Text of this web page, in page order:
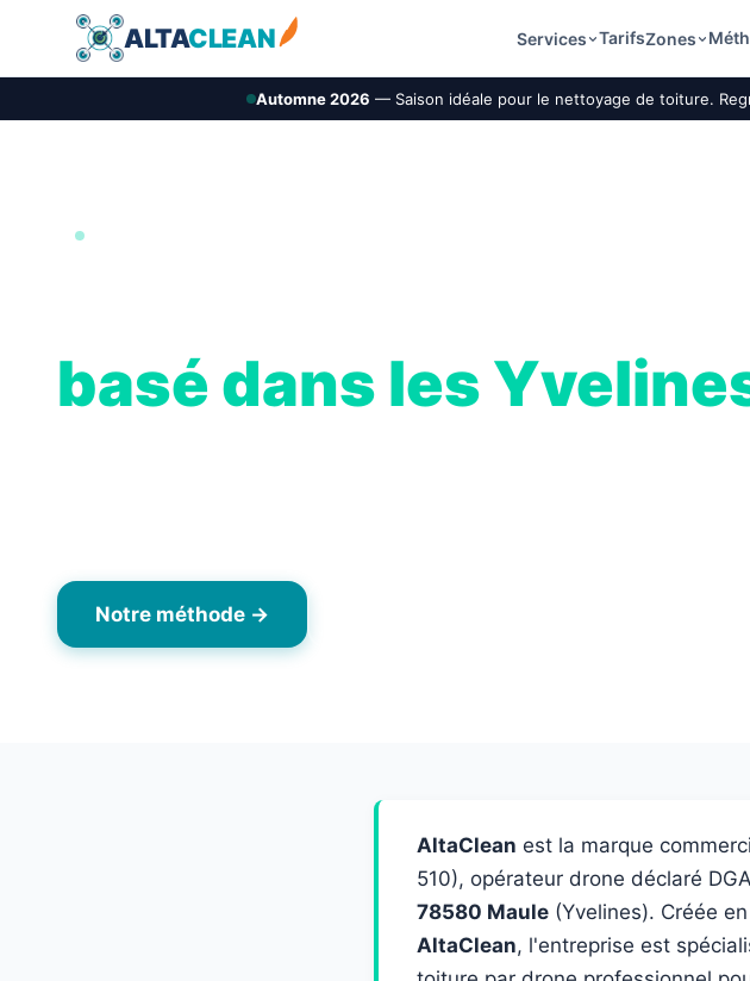
ALTACLEAN Services TarifsZones
Automne 2026 — Saison idéale pour le nettoyage de toiture.
basé dans les
Notre méthode →
AltaClean est la marque
510), opérateur drone déclaré
78580 Maule (Yvelines). Créée
AltaClean, l'entreprise est